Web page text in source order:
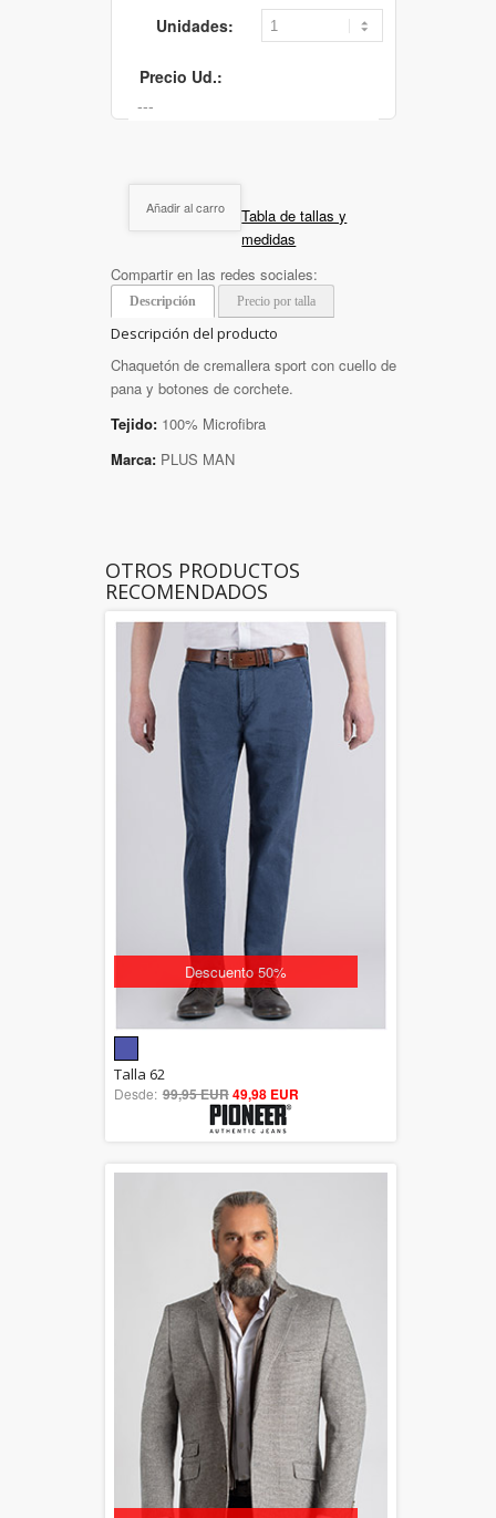
Unidades:
Precio Ud.:
Añadir al carro
Tabla de tallas y
medidas
Compartir en las redes sociales:
Descripción Precio por talla
Descripción del producto
Chaquetón de cremallera sport con cuello de
pana y botones de corchete.
Tejido: 100% Microfibra
Marca: PLUS MAN
OTROS PRODUCTOS
RECOMENDADOS
Descuento 50%
out of 5
Talla 62
Desde: 99,95 EUR49,98 EUR